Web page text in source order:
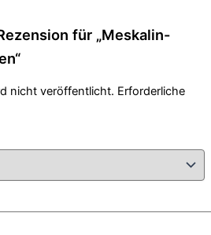
für „Meskalin-
nicht veröffentlicht. Erforderliche